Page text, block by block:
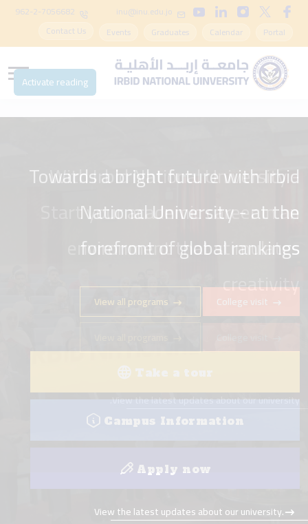
inu@inu.edu.jo
962-2-7056682
Portal
Calendar
Graduates
Events
Contact Us
Towards a bright future with Irbid
National University - at the
forefront of global rankings
College visit
View all programs
Take a tour
Campus Information
Apply now
View the latest updates about our university.
Activate reading